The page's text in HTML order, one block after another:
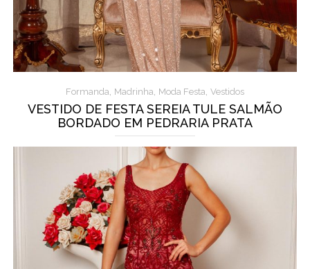
Formanda, Madrinha, Moda Festa, Vestidos
VESTIDO DE FESTA SEREIA TULE SALMÃO
BORDADO EM PEDRARIA PRATA